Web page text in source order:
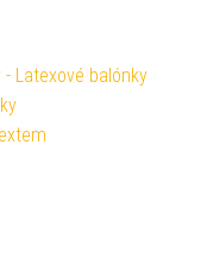
Latexové balónky